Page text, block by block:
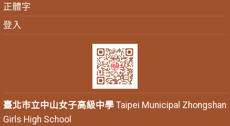
正體字
登入
臺北市立中山女子高級中學Taipei Municipal Zhongshan
Girls High School